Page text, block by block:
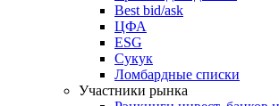
Best bid/ask
ЦФА
ESG
Сукук
Ломбардные списки
Участники рынка